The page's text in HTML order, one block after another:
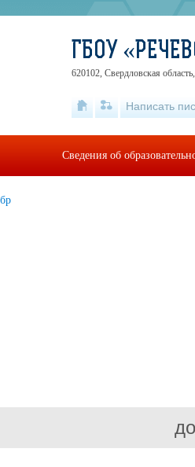
ГБОУ
620102, Свердловская
Написать
Сведения об